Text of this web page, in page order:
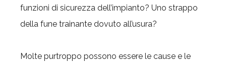
funzioni di sicurezza dell’impianto? Uno strappo
della fune trainante dovuto all’usura?
Molte purtroppo possono essere le cause e le